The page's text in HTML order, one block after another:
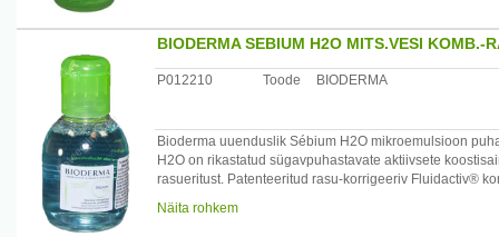
BIODERMA SEBIUM H2O MITS.VESI KOMB.-
P012210 Toode BIODERMA
Bioderma uuenduslik Sébium H2O mikroemulsioon
H2O on rikastatud sügavpuhastavate aktiivsete
rasueritust. Patenteeritud rasu-korrigeeriv Fluidactiv®
Näita rohkem